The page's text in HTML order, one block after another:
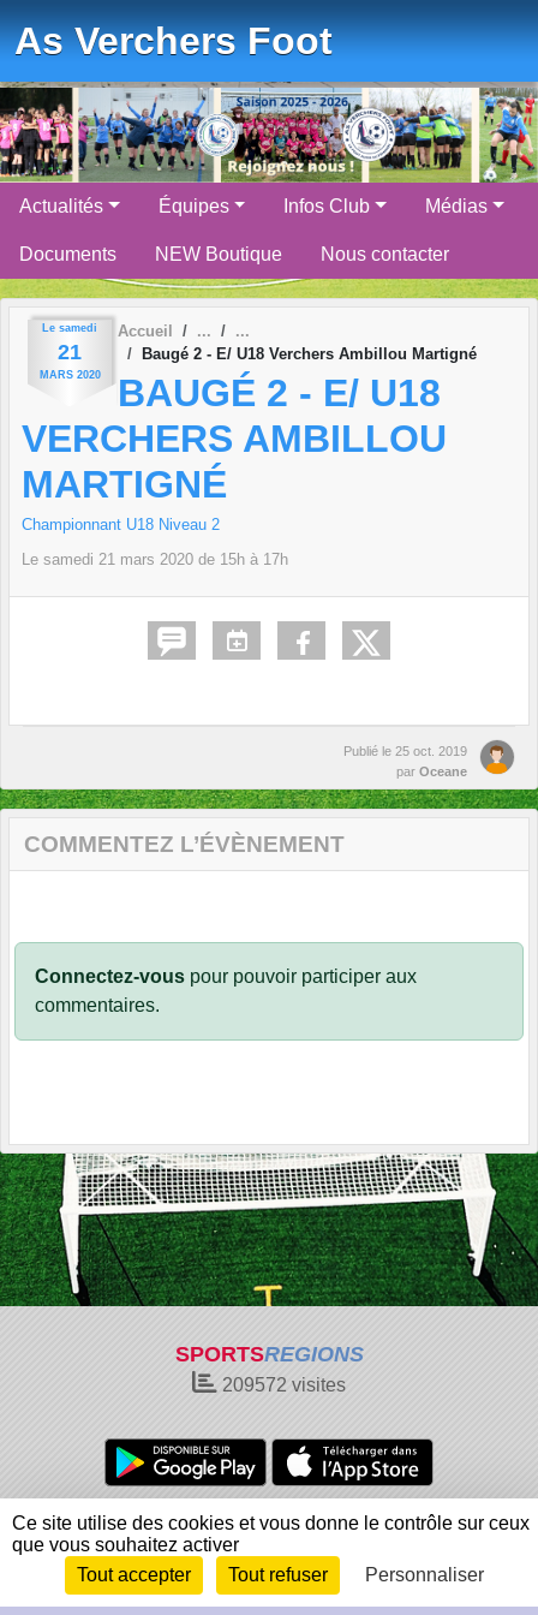
As Verchers Foot
Actualités Équipes Infos Club Médias
Documents NEW Boutique Nous contacter
Le samedi
21
MARS 2020
Accueil
Baugé 2 - E/ U18 Verchers Ambillou Martigné
BAUGÉ 2 - E/ U18
VERCHERS AMBILLOU
MARTIGNÉ
Championnant U18 Niveau 2
Le samedi 21 mars 2020 de 15h à 17h
Publié le 25 oct. 2019
par Oceane
COMMENTEZ L’ÉVÈNEMENT
Connectez-vous pour pouvoir participer aux
commentaires.
SPORTSREGIONS
209572 visites
Charte cookies
Gestion des cookies
Informations légales
Signaler un contenu inapproprié
Envie de participer ?
Connexion
Ce site utilise des cookies et vous donne le contrôle sur ceux
que vous souhaitez activer
Tout accepter
Tout refuser Personnaliser